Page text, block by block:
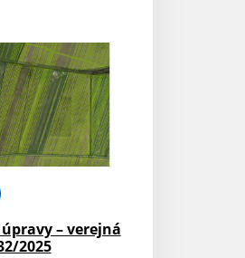
– verejná
2025